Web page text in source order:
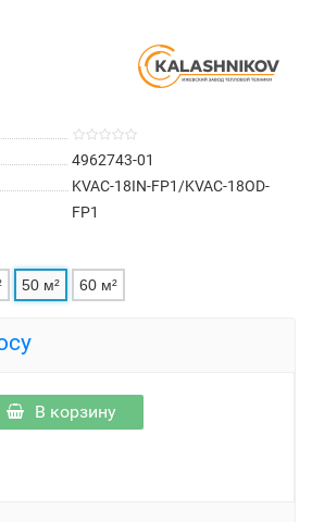
4962743-01
KVAC-18IN-FP1/KVAC-18OD-
FP1
50 м² 60 м²
В корзину